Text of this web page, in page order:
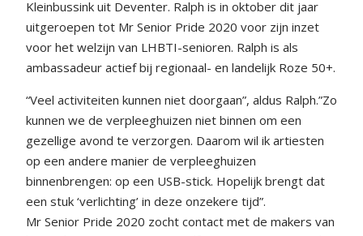
Kleinbussink uit Deventer. Ralph is in oktober dit jaar
uitgeroepen tot Mr Senior Pride 2020 voor zijn inzet
voor het welzijn van LHBTI-senioren. Ralph is als
ambassadeur actief bij regionaal- en landelijk Roze 50+.
“Veel activiteiten kunnen niet doorgaan”, aldus Ralph.”Zo
kunnen we de verpleeghuizen niet binnen om een
gezellige avond te verzorgen. Daarom wil ik artiesten
op een andere manier de verpleeghuizen
binnenbrengen: op een USB-stick. Hopelijk brengt dat
een stuk ‘verlichting’ in deze onzekere tijd”.
Mr Senior Pride 2020 zocht contact met de makers van